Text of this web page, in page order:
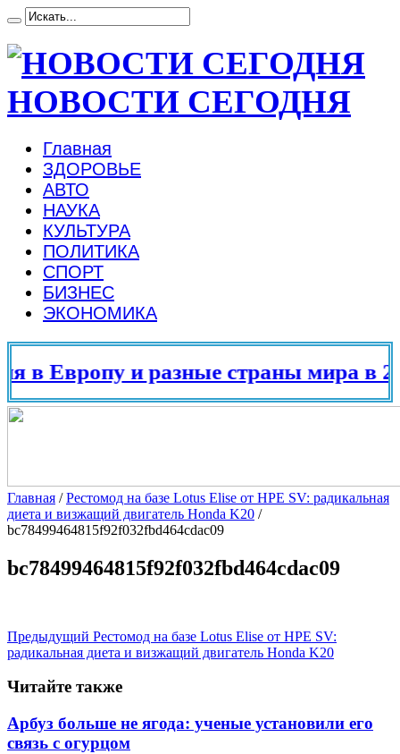
НОВОСТИ СЕГОДНЯ
Главная
ЗДОРОВЬЕ
АВТО
НАУКА
КУЛЬТУРА
ПОЛИТИКА
СПОРТ
БИЗНЕС
ЭКОНОМИКА
в Европу и разные страны мира в
Главная /Рестомод на базе Lotus Elise от HPE SV: радикальная
диета и визжащий двигатель Honda K20 /
bc78499464815f92f032fbd464cdac09
bc78499464815f92f032fbd464cdac09
Предыдущий Рестомод на базе Lotus Elise от HPE SV:
радикальная диета и визжащий двигатель Honda K20
Читайте также
Арбуз больше не ягода: ученые установили его
связь с огурцом